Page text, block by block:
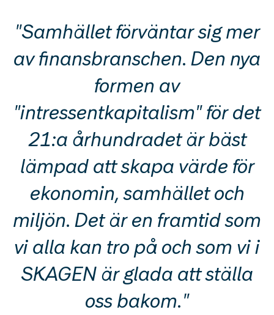
"Samhället förväntar sig mer
av finansbranschen. Den nya
formen av
"intressentkapitalism" för det
21:a århundradet är bäst
lämpad att skapa värde för
ekonomin, samhället och
miljön. Det är en framtid som
vi alla kan tro på och som vi i
SKAGEN är glada att ställa
oss bakom."